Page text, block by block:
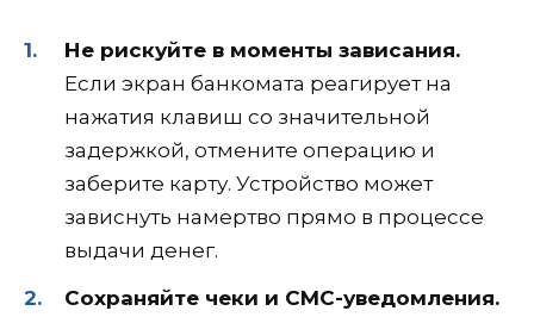
Не рискуйте в моменты зависания.
Если экран банкомата реагирует на
нажатия клавиш со значительной
задержкой, отмените операцию и
заберите карту. Устройство может
зависнуть намертво прямо в процессе
выдачи денег.
Сохраняйте чеки и СМС-уведомления.